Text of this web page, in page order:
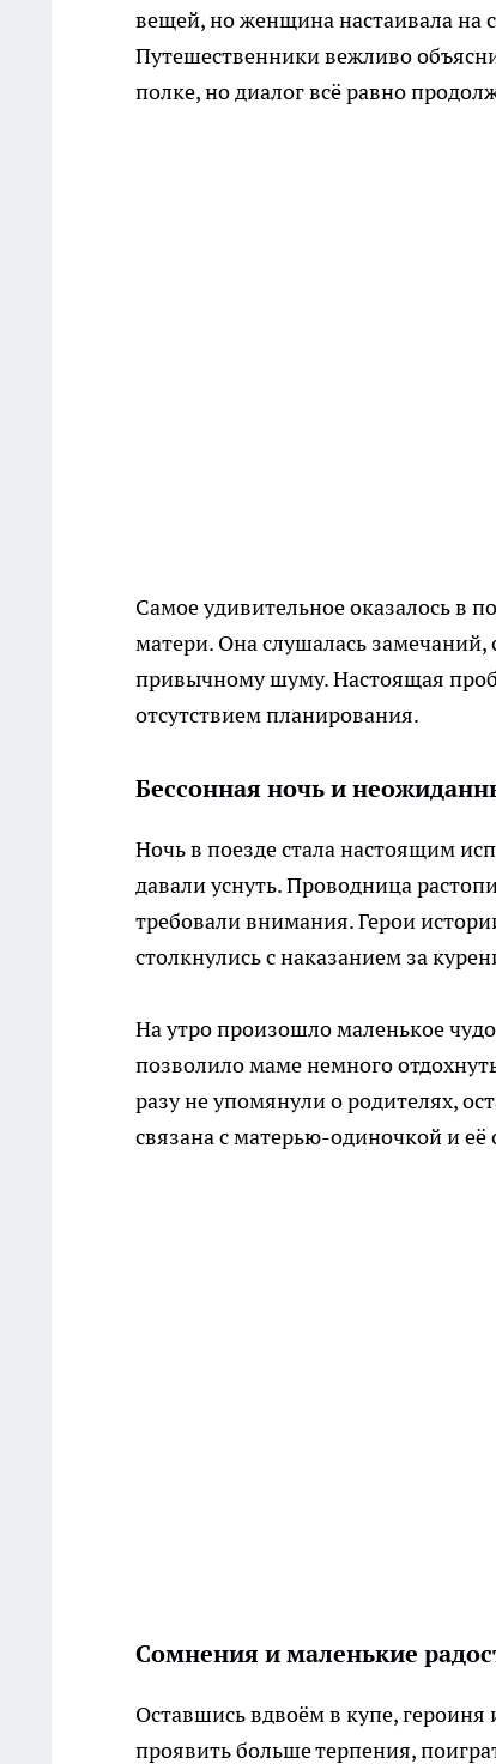
вещей, но женщина настаивала на
Путешественники вежливо
полке, но диалог всё равно
Самое удивительное оказалось в
матери. Она слушалась замечаний,
привычному шуму. Настоящая
отсутствием планирования.
Бессонная ночь и
Ночь в поезде стала настоящим
давали уснуть. Проводница
требовали внимания. Герои
столкнулись с наказанием за
На утро произошло маленькое
позволило маме немного
разу не упомянули о родителях,
связана с матерью-одиночкой и
Сомнения и маленькие
Оставшись вдвоём в купе,
проявить больше терпения,